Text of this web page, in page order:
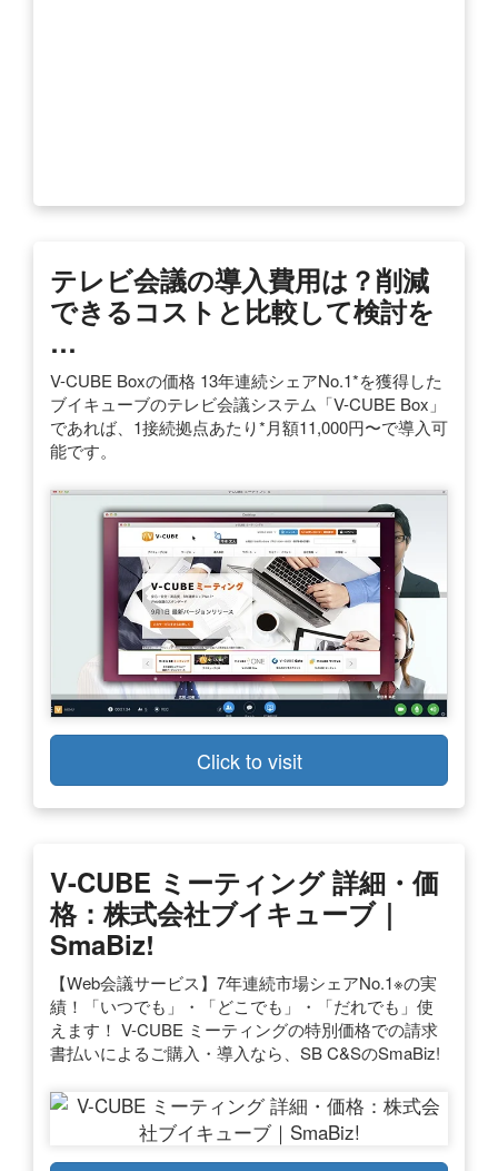
テレビ会議の導入費用は？削減
できるコストと比較して検討を
…
V-CUBE Boxの価格 13年連続シェアNo.1*を獲得した
ブイキューブのテレビ会議システム「V-CUBE Box」
であれば、1接続拠点あたり*月額11,000円〜で導入可
能です。
Click to visit
V-CUBE ミーティング 詳細・価
格：株式会社ブイキューブ｜
SmaBiz!
【Web会議サービス】7年連続市場シェアNo.1※の実
績！「いつでも」・「どこでも」・「だれでも」使
えます！ V-CUBE ミーティングの特別価格での請求
書払いによるご購入・導入なら、SB C&SのSmaBiz!